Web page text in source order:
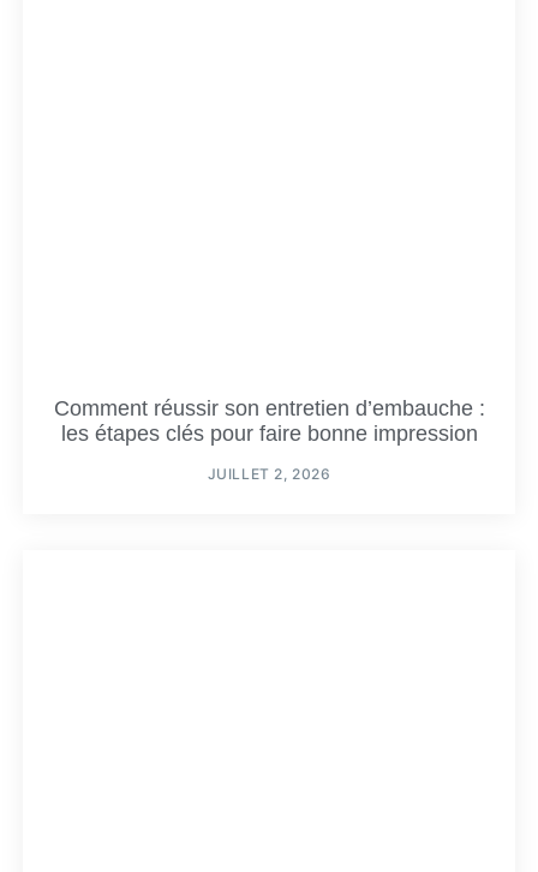
Comment réussir son entretien d’embauche :
les étapes clés pour faire bonne impression
JUILLET 2, 2026